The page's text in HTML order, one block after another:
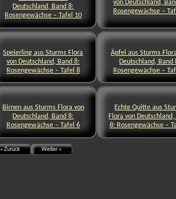
Deutschland, Band 8:
Rosengewächse – Tafel 10
von Deutschland,
Rosengewächse –
Speierling aus Sturms Flora
von Deutschland, Band 8:
Rosengewächse – Tafel 8
Äpfel aus Sturms
Deutschland, Band
Rosengewächse –
Birnen aus Sturms Flora von
Deutschland, Band 8:
Rosengewächse – Tafel 6
Echte Quitte aus
Flora von Deutschland,
8: Rosengewächse –
« Zurück Weiter »